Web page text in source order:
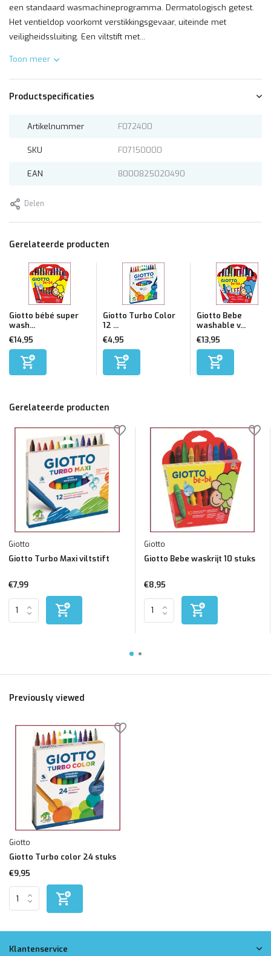
een standaard wasmachineprogramma. Dermatologisch getest.
Het ventieldop voorkomt verstikkingsgevaar, uiteinde met
veiligheidssluiting. Een viltstift met...
Toon meer
Productspecificaties
Artikelnummer F072400
SKU F07150000
EAN 8000825020490
Delen
Gerelateerde producten
Giotto bébé super
wash...
€14,95
Giotto Turbo Color
12 ...
€4,95
Giotto Bebe
washable v...
€13,95
Gerelateerde producten
Giotto
Giotto Turbo Maxi viltstift
€7,99
Giotto
Giotto Bebe waskrijt 10 stuks
€8,95
Previously viewed
Giotto
Giotto Turbo color 24 stuks
€9,95
Klantenservice